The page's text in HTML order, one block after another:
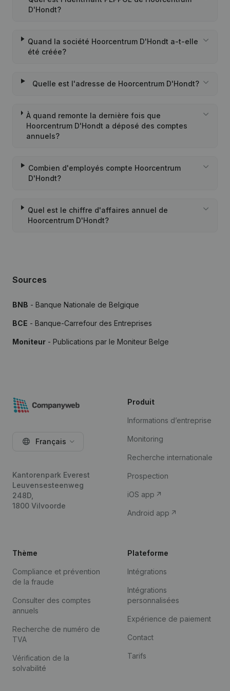
D'Hondt?
Quand la société Hoorcentrum D'Hondt a-t-elle
été créée?
Quelle est l'adresse de Hoorcentrum D'Hondt?
À quand remonte la dernière fois que
Hoorcentrum D'Hondt a déposé des comptes
annuels?
Combien d'employés compte Hoorcentrum
D'Hondt?
Quel est le chiffre d'affaires annuel de
Hoorcentrum D'Hondt?
Sources
BNB - Banque Nationale de Belgique
BCE - Banque-Carrefour des Entreprises
Moniteur - Publications par le Moniteur Belge
Français
Kantorenpark Everest
Leuvensesteenweg
248D,
1800 Vilvoorde
Produit
Informations d’entreprise
Monitoring
Recherche internationale
Prospection
iOS app
Android app
Thème
Compliance et prévention
de la fraude
Consulter des comptes
annuels
Recherche de numéro de
TVA
Vérification de la
solvabilité
Plateforme
Intégrations
Intégrations
personnalisées
Expérience de paiement
Contact
Tarifs